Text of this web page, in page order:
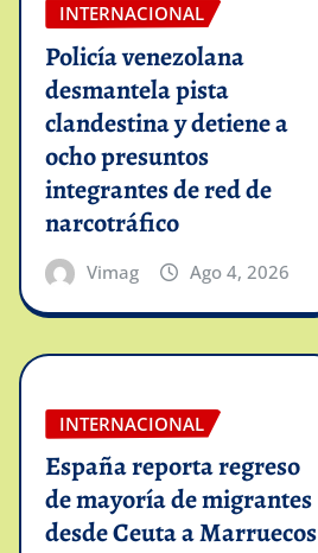
INTERNACIONAL
Policía venezolana
desmantela pista
clandestina y detiene a
ocho presuntos
integrantes de red de
narcotráfico
Vimag Ago 4, 2026
INTERNACIONAL
España reporta regreso
de mayoría de migrantes
desde Ceuta a Marruecos